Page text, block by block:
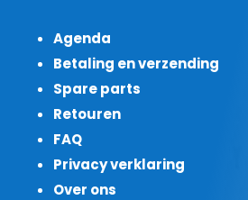
Agenda
Betaling en verzending
Spare parts
Retouren
FAQ
Privacy verklaring
Over ons